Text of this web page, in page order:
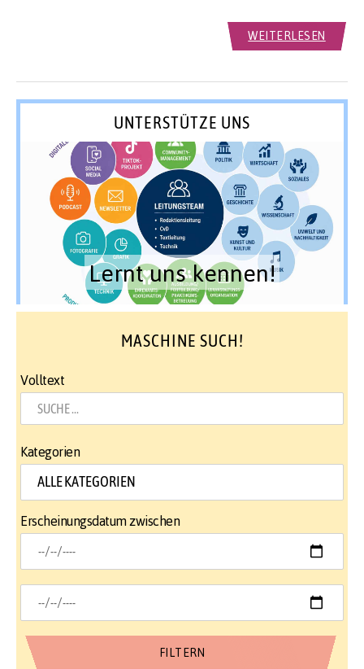
WEITERLESEN
UNTERSTÜTZE UNS
Lernt uns kennen!
MASCHINE SUCH!
Volltext
Kategorien
Erscheinungsdatum zwischen